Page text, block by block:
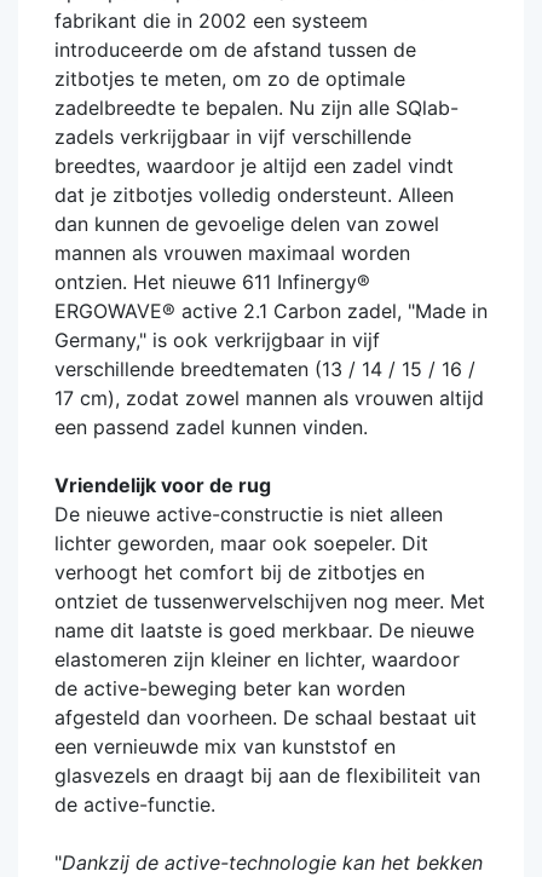
fabrikant die in 2002 een systeem
introduceerde om de afstand tussen de
zitbotjes te meten, om zo de optimale
zadelbreedte te bepalen. Nu zijn alle SQlab-
zadels verkrijgbaar in vijf verschillende
breedtes, waardoor je altijd een zadel vindt
dat je zitbotjes volledig ondersteunt. Alleen
dan kunnen de gevoelige delen van zowel
mannen als vrouwen maximaal worden
ontzien. Het nieuwe 611 Infinergy®
ERGOWAVE® active 2.1 Carbon zadel, "Made in
Germany," is ook verkrijgbaar in vijf
verschillende breedtematen (13 / 14 / 15 / 16 /
17 cm), zodat zowel mannen als vrouwen altijd
een passend zadel kunnen vinden.
Vriendelijk voor de rug
De nieuwe active-constructie is niet alleen
lichter geworden, maar ook soepeler. Dit
verhoogt het comfort bij de zitbotjes en
ontziet de tussenwervelschijven nog meer. Met
name dit laatste is goed merkbaar. De nieuwe
elastomeren zijn kleiner en lichter, waardoor
de active-beweging beter kan worden
afgesteld dan voorheen. De schaal bestaat uit
een vernieuwde mix van kunststof en
glasvezels en draagt bij aan de flexibiliteit van
de active-functie.
"Dankzij de active-technologie kan het bekken